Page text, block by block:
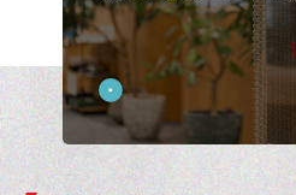
ニュース
採用
製品情報